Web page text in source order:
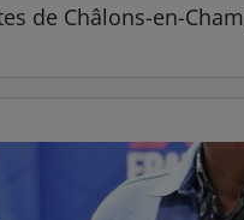
de Châlons-en-